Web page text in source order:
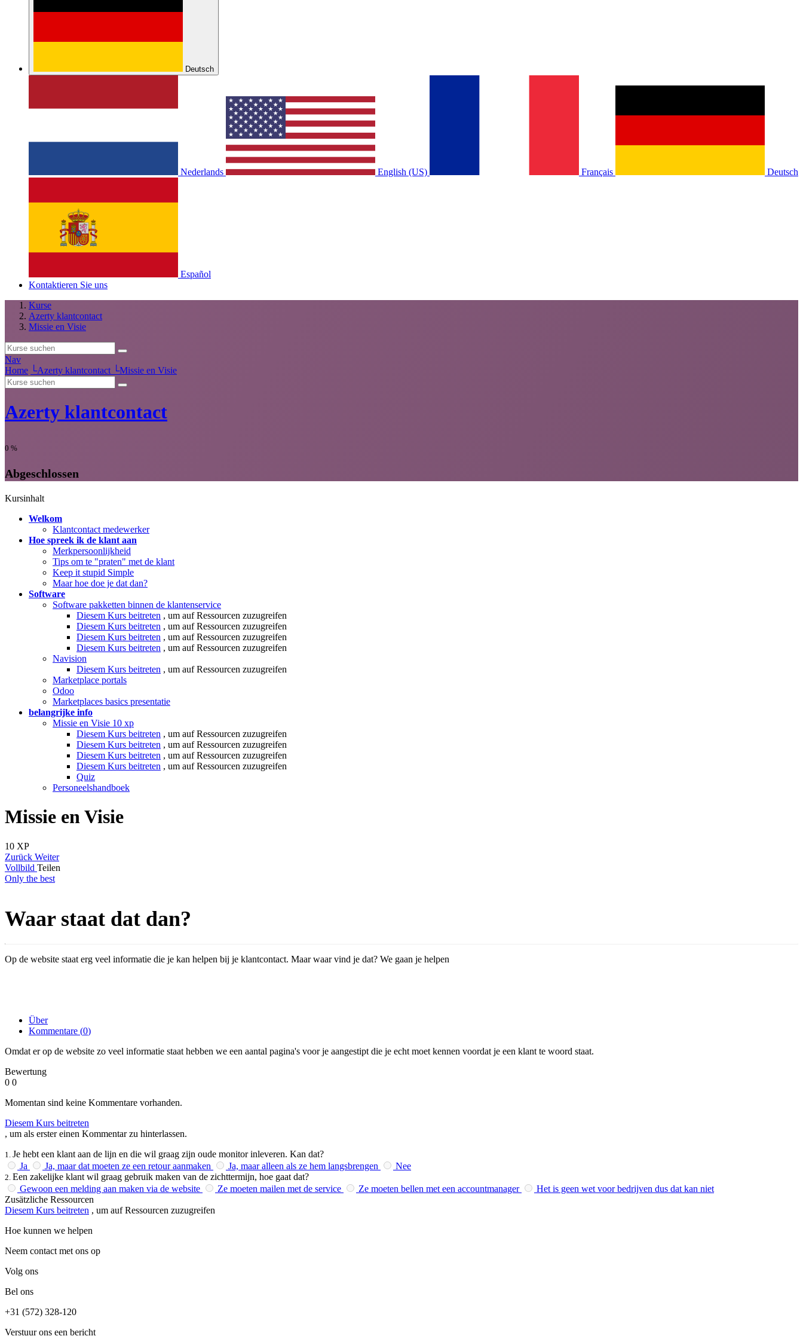
Deutsch
Nederlands English (US) Français Deutsch
Español
Kontaktieren Sie uns
Kurse
Azerty klantcontact
Missie en Visie
Nav
Home └Azerty klantcontact └Missie en Visie
Azerty klantcontact
0 %
Abgeschlossen
Kursinhalt
Welkom
Klantcontact medewerker
Hoe spreek ik de klant aan
Merkpersoonlijkheid
Tips om te "praten" met de klant
Keep it stupid Simple
Maar hoe doe je dat dan?
Software
Software pakketten binnen de klantenservice
Diesem Kurs beitreten , um auf Ressourcen zuzugreifen
Diesem Kurs beitreten , um auf Ressourcen zuzugreifen
Diesem Kurs beitreten , um auf Ressourcen zuzugreifen
Diesem Kurs beitreten , um auf Ressourcen zuzugreifen
Navision
Diesem Kurs beitreten , um auf Ressourcen zuzugreifen
Marketplace portals
Odoo
Marketplaces basics presentatie
belangrijke info
Missie en Visie 10 xp
Diesem Kurs beitreten , um auf Ressourcen zuzugreifen
Diesem Kurs beitreten , um auf Ressourcen zuzugreifen
Diesem Kurs beitreten , um auf Ressourcen zuzugreifen
Diesem Kurs beitreten , um auf Ressourcen zuzugreifen
Quiz
Personeelshandboek
Missie en Visie
10 XP
Zurück Weiter
Vollbild Teilen
Only the best
Waar staat dat dan?
Op de website staat erg veel informatie die je kan helpen bij je klantcontact. Maar waar vind je dat? We gaan je helpen
Über
Kommentare (0)
Omdat er op de website zo veel informatie staat hebben we een aantal pagina's voor je aangestipt die je echt moet kennen voordat je een klant te woord staat.
Bewertung
0 0
Momentan sind keine Kommentare vorhanden.
Diesem Kurs beitreten
, um als erster einen Kommentar zu hinterlassen.
1. Je hebt een klant aan de lijn en die wil graag zijn oude monitor inleveren. Kan dat?
Ja
Ja, maar dat moeten ze een retour aanmaken Ja, maar alleen als ze hem langsbrengen Nee
2. Een zakelijke klant wil graag gebruik maken van de zichttermijn, hoe gaat dat?
Gewoon een melding aan maken via de website
Ze moeten mailen met de service Ze moeten bellen met een accountmanager
Het is geen wet voor bedrijven dus dat kan niet
Zusätzliche Ressourcen
Diesem Kurs beitreten , um auf Ressourcen zuzugreifen
Hoe kunnen we helpen
Neem contact met ons op
Volg ons
Bel ons
+31 (572) 328-120
Verstuur ons een bericht